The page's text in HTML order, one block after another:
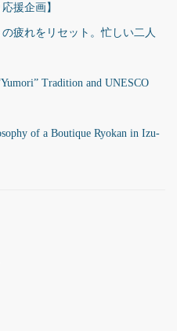
援企画】
れをリセット。忙しい二人
Tradition and UNESCO
of a Boutique Ryokan in Izu-